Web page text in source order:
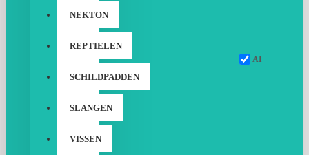
NEKTON
REPTIELEN
SCHILDPADDEN
SLANGEN
VISSEN
AI